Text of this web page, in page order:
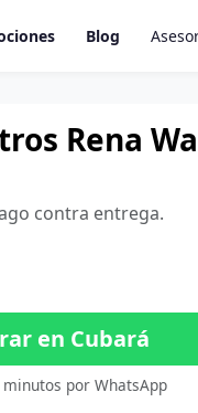
Blog
Rena
contra entrega.
en Cubará
por WhatsApp